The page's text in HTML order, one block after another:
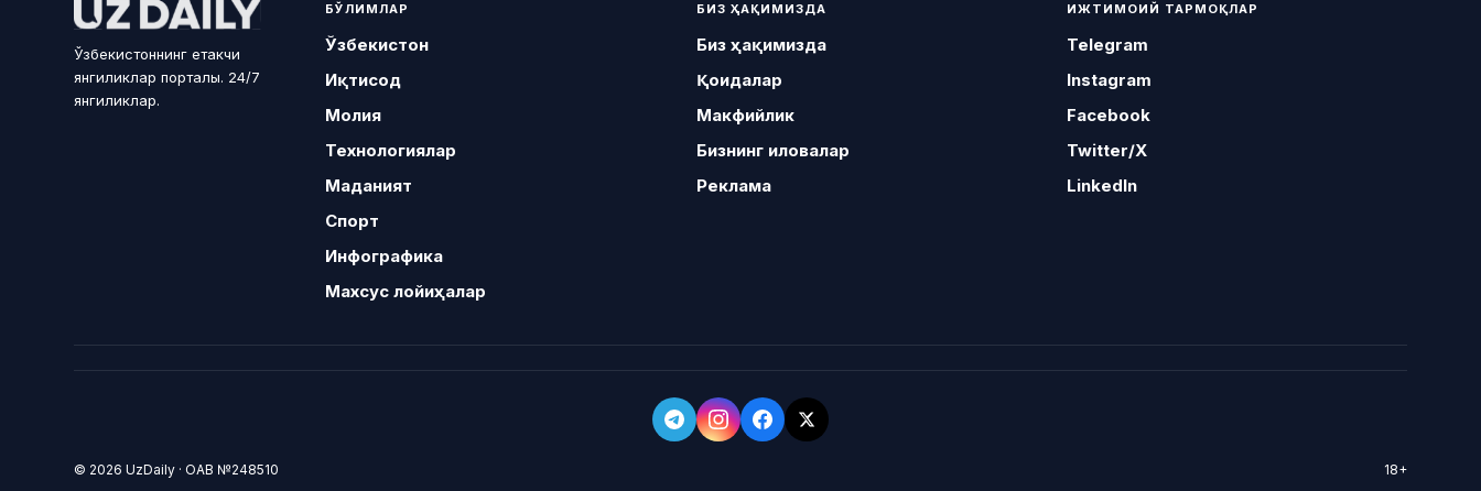
Ўзбекистоннинг етакчи
янгиликлар порталы. 24/7
янгиликлар.
БЎЛИМЛАР
Ўзбекистон
Иқтисод
Молия
Технологиялар
Маданият
Спорт
Инфографика
Махсус лойиҳалар
БИЗ ҲАҚИМИЗДА
Биз ҳақимизда
Қоидалар
Макфийлик
Бизнинг иловалар
Реклама
ИЖТИМОИЙ ТАРМОҚЛАР
Telegram
Instagram
Facebook
Twitter/X
LinkedIn
© 2026 UzDaily · ОАВ №248510 18+